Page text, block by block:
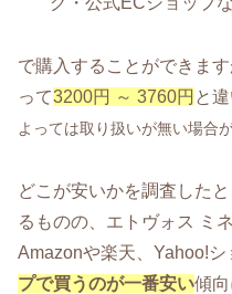
で購入することができま
って3200円 ～ 3760円 と
よっては取り扱いが無い場合
どこが安いかを調査した
るものの、エトヴォス ミ
Amazonや楽天、Yahoo!
プで買うのが一番安い傾向